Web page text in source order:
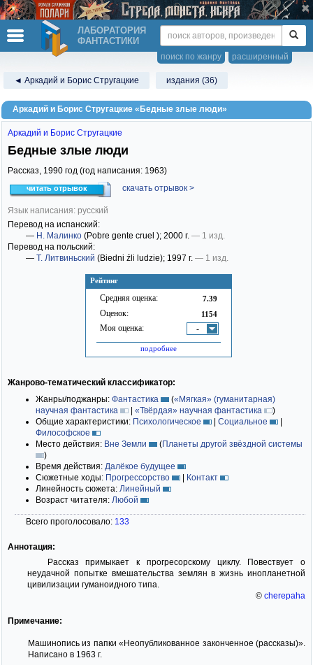
ЛАБОРАТОРИЯ
ФАНТАСТИКИ
расширенный
поиск по жанру
◄ Аркадий и Борис Стругацкие издания (36)
Аркадий и Борис Стругацкие «Бедные злые люди»
Рейтинг
Средняя оценка: 7.39
Оценок: 1154
Моя оценка: -
подробнее
Аркадий и Борис Стругацкие
Бедные злые люди
Рассказ, 1990 год (год написания: 1963)
читать отрывок скачать отрывок >
Язык написания: русский
Перевод на испанский:
— Н. Малинко (Pobre gente cruel ); 2000 г. — 1 изд.
Перевод на польский:
— Т. Литвиньский (Biedni źli ludzie); 1997 г. — 1 изд.
Жанрово-тематический классификатор:
Жанры/поджанры: Фантастика («Мягкая» (гуманитарная)
научная фантастика
| «Твёрдая» научная фантастика
)
Общие характеристики: Психологическое | Социальное
|
Философское
Место действия: Вне Земли (Планеты другой звёздной системы
)
Время действия: Далёкое будущее
Сюжетные ходы: Прогрессорство | Контакт
Линейность сюжета: Линейный
Возраст читателя: Любой
Всего проголосовало: 133
Аннотация:
Рассказ примыкает к прогресорскому циклу. Повествует о
неудачной попытке вмешательства землян в жизнь инопланетной
цивилизации гуманоидного типа.
© cherepaha
Примечание:
Машинопись из папки «Неопубликованное законченное (рассказы)».
Написано в 1963 г.